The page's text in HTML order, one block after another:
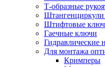
Т-образные
Штифтовые
Гаечные ключи
Гидравлические
Для монтажа
Кримперы